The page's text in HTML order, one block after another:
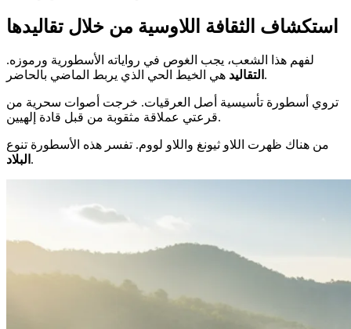
استكشاف الثقافة اللاوسية من خلال تقاليدها
لفهم هذا الشعب، يجب الغوص في رواياته الأسطورية ورموزه.
التقاليد هي الخيط الحي الذي يربط الماضي بالحاضر.
تروي أسطورة تأسيسية أصل العرقيات. خرجت أصوات سحرية من
قرعتي عملاقة مثقوبة من قبل قادة إلهيين.
من هناك ظهرت اللاو ثيونغ واللاو لووم. تفسر هذه الأسطورة تنوع
البلاد .